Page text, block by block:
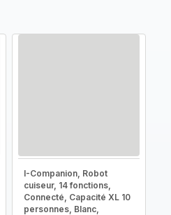
I-Companion, Robot
cuiseur, 14 fonctions,
Connecté, Capacité XL 10
personnes, Blanc,